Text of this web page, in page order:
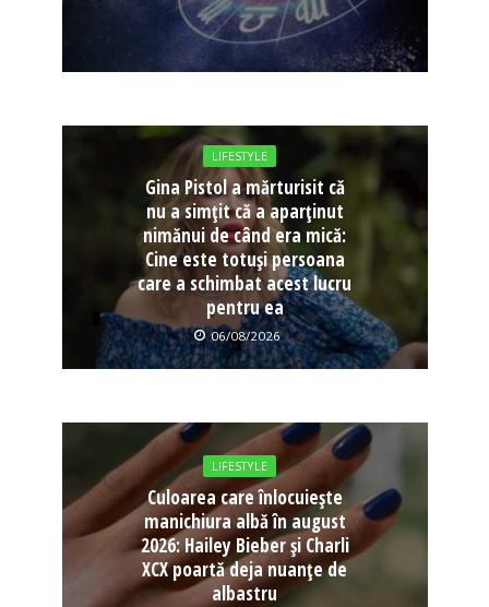
LIFESTYLE
Gina Pistol a mărturisit că
nu a simțit că a aparținut
nimănui de când era mică:
Cine este totuși persoana
care a schimbat acest lucru
pentru ea
06/08/2026
LIFESTYLE
Culoarea care înlocuiește
manichiura albă în august
2026: Hailey Bieber și Charli
XCX poartă deja nuanțe de
albastru